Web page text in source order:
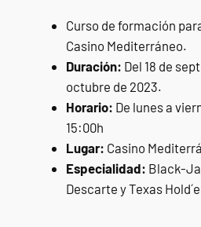
Curso de formación
Casino Mediterráneo.
Duración: Del 18 de
octubre de 2023.
Horario: De lunes a
15:00h
Lugar: Casino
Especialidad: Black-
Descarte y Texas